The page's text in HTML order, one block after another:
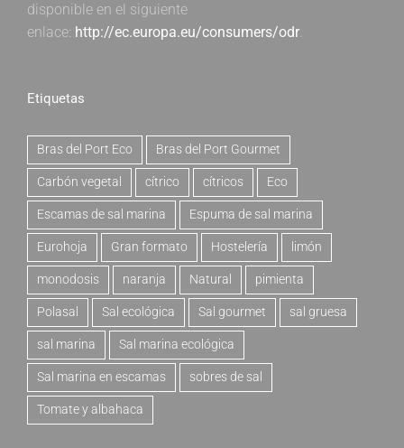
disponible en el siguiente
enlace: http://ec.europa.eu/consumers/odr.
Etiquetas
Bras del Port Eco Bras del Port Gourmet
Carbón vegetal cítrico cítricos Eco
Escamas de sal marina Espuma de sal marina
Eurohoja Gran formato Hostelería limón
monodosis naranja Natural pimienta
Polasal Sal ecológica Sal gourmet sal gruesa
sal marina Sal marina ecológica
Sal marina en escamas sobres de sal
Tomate y albahaca